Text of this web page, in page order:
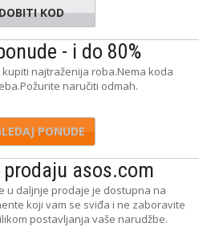
VIBEY20
KOD
- i do 80%
kupiti najtraženija roba.Nema koda
naručiti odmah.
PONUDE
asos.com
u daljnje prodaje je dostupna na
koji vam se sviđa i ne zaboravite
postavljanja vaše narudžbe.